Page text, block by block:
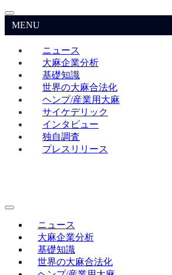
MENU
ニュース
大麻企業分析
基礎知識
世界の大麻合法化
ヘンプ/産業用大麻
サイケデリック
インタビュー
独自調査
プレスリリース
ニュース
大麻企業分析
基礎知識
世界の大麻合法化